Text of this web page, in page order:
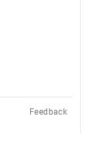
Feedback